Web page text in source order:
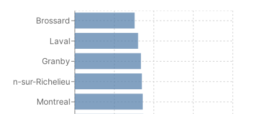
Brossard
Laval
Granby
sur-Richelieu
Montreal